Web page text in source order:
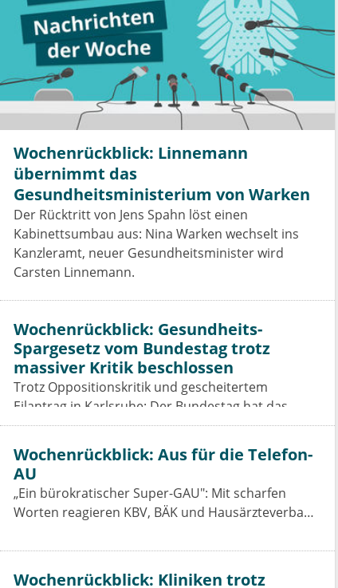
Wochenrückblick: Linnemann
übernimmt das
Gesundheitsministerium von Warken
Der Rücktritt von Jens Spahn löst einen
Kabinettsumbau aus: Nina Warken wechselt ins
Kanzleramt, neuer Gesundheitsminister wird
Carsten Linnemann.
Wochenrückblick: Gesundheits-
Spargesetz vom Bundestag trotz
massiver Kritik beschlossen
Trotz Oppositionskritik und gescheitertem
Eilantrag in Karlsruhe: Der Bundestag hat das
Beitragssatzstabilisierungsgesetz beschlossen. Für
Vertragsärzte bleiben die Einschnitte hart.
Wochenrückblick: Aus für die Telefon-
AU
„Ein bürokratischer Super-GAU": Mit scharfen
Worten reagieren KBV, BÄK und Hausärzteverband
GKV-Spargesetz für Praxen, Pharmaindustrie und
Prävention bedeutet.
Wochenrückblick: Kliniken trotz